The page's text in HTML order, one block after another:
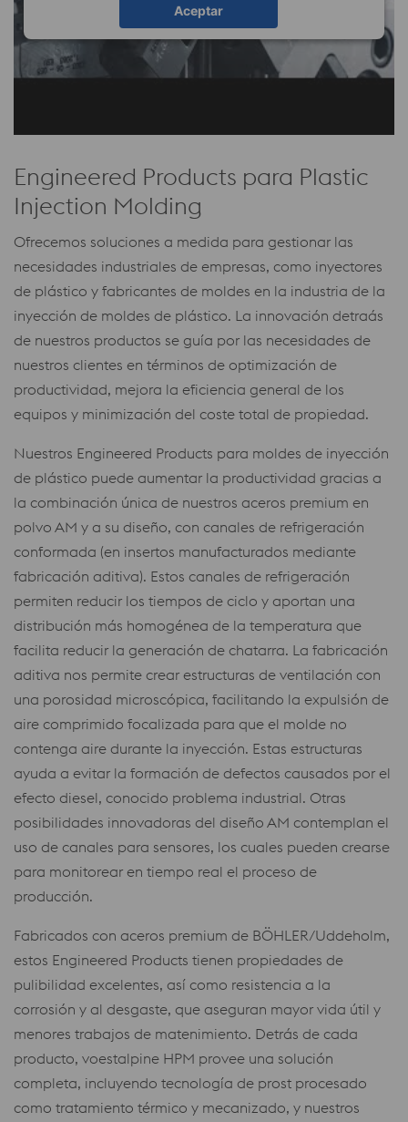
Aceptar
Engineered Products para Plastic
Injection Molding
Ofrecemos soluciones a medida para gestionar las
necesidades industriales de empresas, como inyectores
de plástico y fabricantes de moldes en la industria de la
inyección de moldes de plástico. La innovación detraás
de nuestros productos se guía por las necesidades de
nuestros clientes en términos de optimización de
productividad, mejora la eficiencia general de los
equipos y minimización del coste total de propiedad.
Nuestros Engineered Products para moldes de inyección
de plástico puede aumentar la productividad gracias a
la combinación única de nuestros aceros premium en
polvo AM y a su diseño, con canales de refrigeración
conformada (en insertos manufacturados mediante
fabricación aditiva). Estos canales de refrigeración
permiten reducir los tiempos de ciclo y aportan una
distribución más homogénea de la temperatura que
facilita reducir la generación de chatarra. La fabricación
aditiva nos permite crear estructuras de ventilación con
una porosidad microscópica, facilitando la expulsión de
aire comprimido focalizada para que el molde no
contenga aire durante la inyección. Estas estructuras
ayuda a evitar la formación de defectos causados por el
efecto diesel, conocido problema industrial. Otras
posibilidades innovadoras del diseño AM contemplan el
uso de canales para sensores, los cuales pueden crearse
para monitorear en tiempo real el proceso de
producción.
Fabricados con aceros premium de BÖHLER/Uddeholm,
estos Engineered Products tienen propiedades de
pulibilidad excelentes, así como resistencia a la
corrosión y al desgaste, que aseguran mayor vida útil y
menores trabajos de matenimiento. Detrás de cada
producto, voestalpine HPM provee una solución
completa, incluyendo tecnología de prost procesado
como tratamiento térmico y mecanizado, y nuestros